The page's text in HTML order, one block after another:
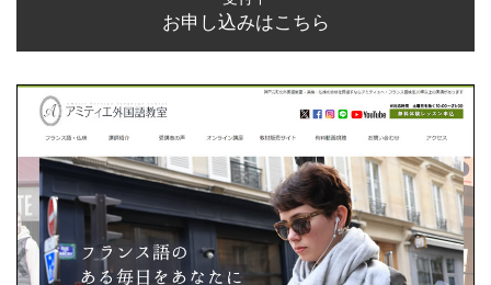
お申し込みはこちら